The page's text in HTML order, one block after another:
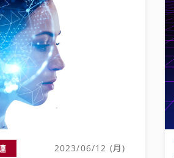
2023/06/12 (月)